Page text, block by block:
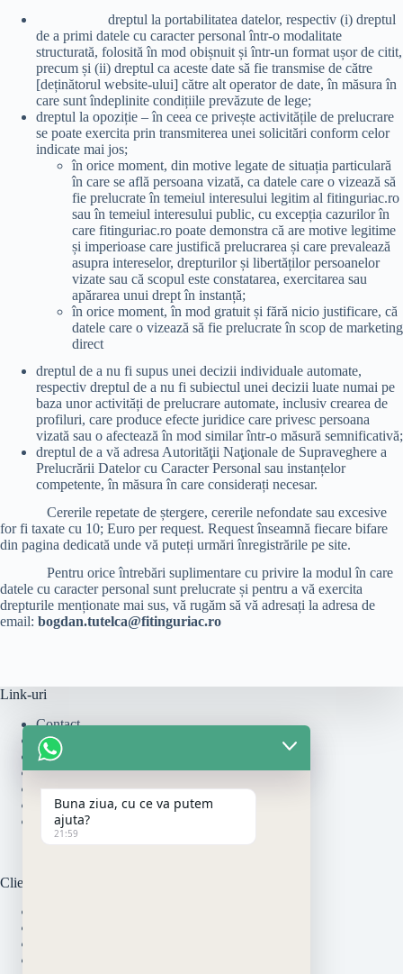
dreptul la portabilitatea datelor, respectiv (i) dreptul
de a primi datele cu caracter personal într-o modalitate
structurată, folosită în mod obișnuit și într-un format ușor de citit,
precum și (ii) dreptul ca aceste date să fie transmise de către
[deținătorul website-ului] către alt operator de date, în măsura în
care sunt îndeplinite condițiile prevăzute de lege;
dreptul la opoziție – în ceea ce privește activitățile de prelucrare
se poate exercita prin transmiterea unei solicitări conform celor
indicate mai jos;
în orice moment, din motive legate de situația particulară
în care se află persoana vizată, ca datele care o vizează să
fie prelucrate în temeiul interesului legitim al fitinguriac.ro
sau în temeiul interesului public, cu excepția cazurilor în
care fitinguriac.ro poate demonstra că are motive legitime
și imperioase care justifică prelucrarea și care prevalează
asupra intereselor, drepturilor și libertăților persoanelor
vizate sau că scopul este constatarea, exercitarea sau
apărarea unui drept în instanță;
în orice moment, în mod gratuit și fără nicio justificare, că
datele care o vizează să fie prelucrate în scop de marketing
direct
dreptul de a nu fi supus unei decizii individuale automate,
respectiv dreptul de a nu fi subiectul unei decizii luate numai pe
baza unor activități de prelucrare automate, inclusiv crearea de
profiluri, care produce efecte juridice care privesc persoana
vizată sau o afectează în mod similar într-o măsură semnificativă;
dreptul de a vă adresa Autorităţii Naţionale de Supraveghere a
Prelucrării Datelor cu Caracter Personal sau instanțelor
competente, în măsura în care considerați necesar.
Cererile repetate de ștergere, cererile nefondate sau excesive
for fi taxate cu 10; Euro per request. Request înseamnă fiecare bifare
din pagina dedicată unde vă puteți urmări înregistrările pe site.
Pentru orice întrebări suplimentare cu privire la modul în care
datele cu caracter personal sunt prelucrate și pentru a vă exercita
drepturile menționate mai sus, vă rugăm să vă adresați la adresa de
email: bogdan.tutelca@fitinguriac.ro
Link-uri
Contact
Cum se monteaza
Politica de Livrare
Politică de rambursări și returnări
Politica de Retur
Politica de Utilizare Cookie-uri
Termeni si Conditii
Clienti
Buna ziua, cu ce va putem
ajuta?
21:59